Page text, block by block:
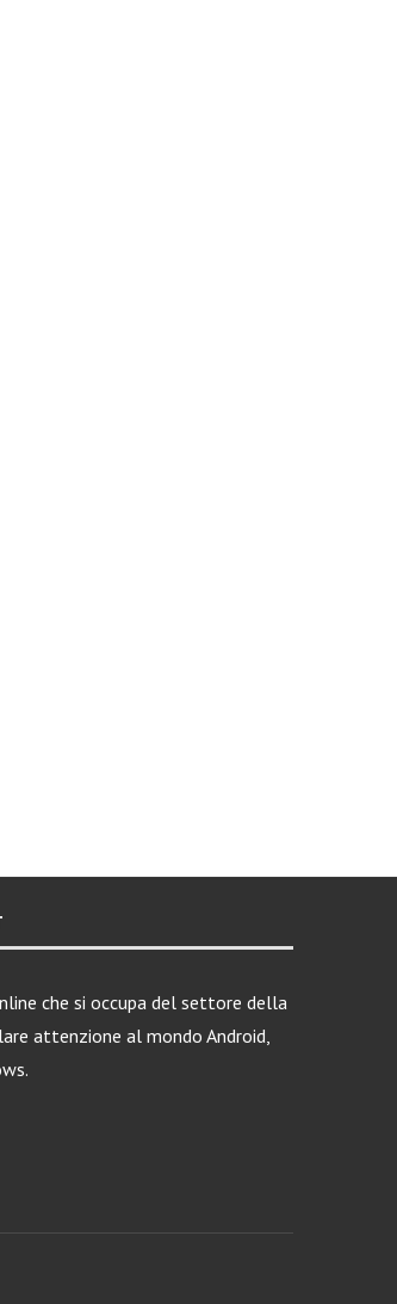
che si occupa del settore della
attenzione al mondo Android,